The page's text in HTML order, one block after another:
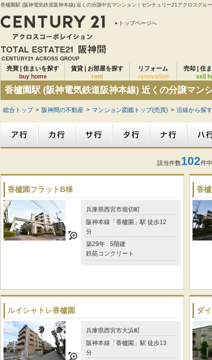
香櫨園駅 (阪神電気鉄道阪神本線) 近くの分譲中古マンション｜センチュリー21アクロスグル
トップページへ
売買 | 住まいを探す
buy home
賃貸 | お部屋を探す
rent
リフォーム
renovation
売却 | 住
sell
香櫨園駅 (阪神電気鉄道阪神本線) 近くの分譲マン
総合トップ > 阪神間の不動産 > マンション図鑑トップ(売買) > 沿線から探す
該当件数102件
香櫨園フラットB棟
兵庫県西宮市堀切町
阪神本線「香櫨園」駅 徒歩12
分
築29年
5階建
鉄筋コンクリート
香
ルイシャトレ香櫨園
兵庫県西宮市大浜町
阪神本線「香櫨園」駅 徒歩13
分
ダ